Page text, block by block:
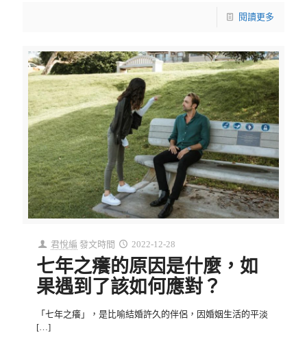
閱讀更多
君悅編 發文時間 2022-12-28
七年之癢的原因是什麼，如
果遇到了該如何應對？
「七年之癢」，是比喻結婚許久的伴侶，因婚姻生活的平淡
[…]